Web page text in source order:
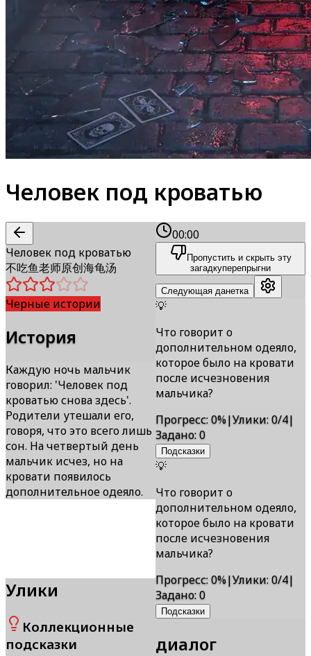
Человек под кроватью
Человек под кроватью
不吃鱼老师原创海龟汤
Черные истории
История
Каждую ночь мальчик
говорил: 'Человек под
кроватью снова здесь'.
Родители утешали его,
говоря, что это всего лишь
сон. На четвертый день
мальчик исчез, но на
кровати появилось
дополнительное одеяло.
Улики
Коллекционные
подсказки
00:00
Пропустить и скрыть эту
загадкуперепрыгни
Следующая данетка
💡
Что говорит о
дополнительном одеяло,
которое было на кровати
после исчезновения
мальчика?
Прогресс:0%|Улики:0/4|
Задано:0
Подсказки
💡
Что говорит о
дополнительном одеяло,
которое было на кровати
после исчезновения
мальчика?
Прогресс:0%|Улики:0/4|
Задано:0
Подсказки
диалог